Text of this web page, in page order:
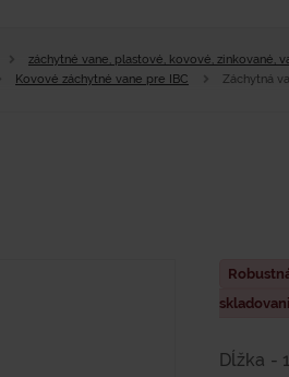
záchytné vane, plastové, kovové, zinkované,
Kovové záchytné vane pre IBC Záchytná
Dĺžka -